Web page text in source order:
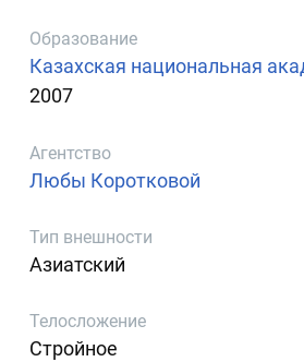
Образование
Казахская национальная
2007
Агентство
Любы Коротковой
Тип внешности
Азиатский
Телосложение
Стройное